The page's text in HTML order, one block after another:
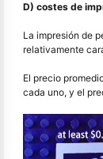
D) costes de
La impresión de
relativamente
El precio
cada uno, y el